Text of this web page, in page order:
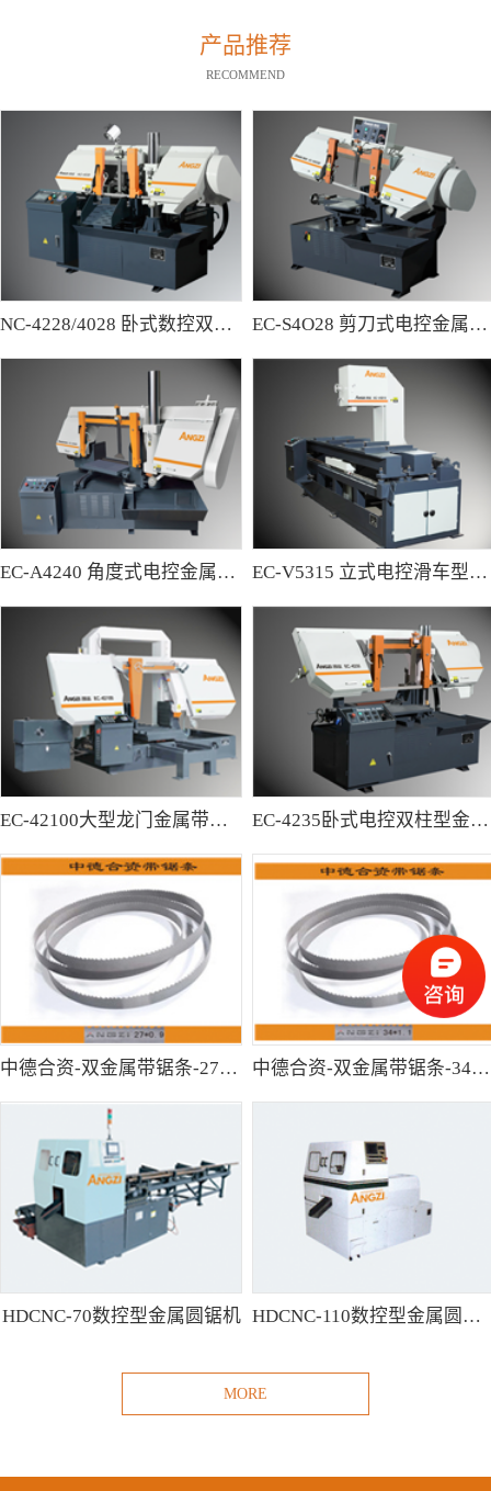
产品推荐
RECOMMEND
NC-4228/4028 卧式数控双柱型带锯床 EC-S4O28 剪刀式电控金属带锯床
EC-A4240 角度式电控金属带锯床 EC-V5315 立式电控滑车型金属带锯床
EC-42100大型龙门金属带锯床 EC-4235卧式电控双柱型金属带锯床
中德合资-双金属带锯条-27*0.9 中德合资-双金属带锯条-34*1.1
HDCNC-70数控型金属圆锯机 HDCNC-110数控型金属圆锯机
MORE